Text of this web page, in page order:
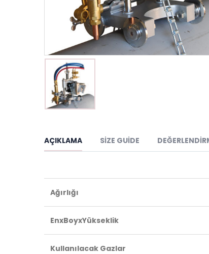
AÇIKLAMA SIZE GUIDE
Ağırlığı
EnxBoyxYükseklik
Kullanılacak Gazlar